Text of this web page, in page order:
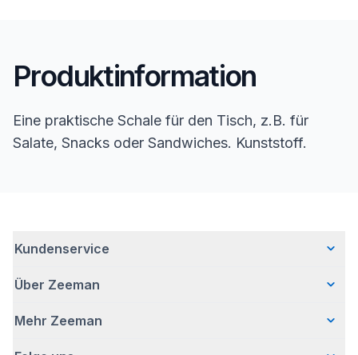
Produktinformation
Eine praktische Schale für den Tisch, z.B. für
Salate, Snacks oder Sandwiches. Kunststoff.
Kundenservice
Häufig gestellte Fragen
Lieferung
Über Zeeman
Wer wir sind
Mehr Zeeman